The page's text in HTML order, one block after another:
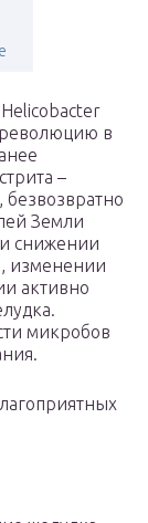
в
–
безвозвратно
Земли
снижении
изменении
активно
микробов